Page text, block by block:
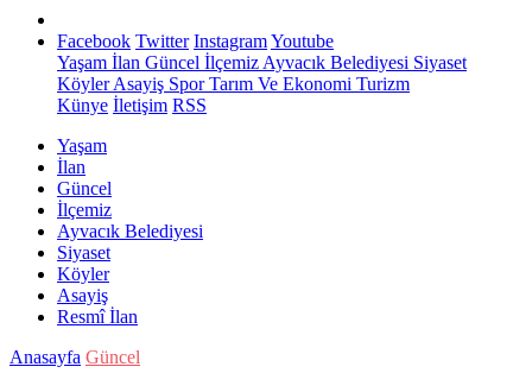
Facebook Twitter InstagramYoutube
Yaşam İlan Güncel İlçemiz Ayvacık Belediyesi Siyaset
KöylerAsayiş SporTarım Ve Ekonomi Turizm
Künye İletişim RSS
Yaşam
İlan
Güncel
İlçemiz
Ayvacık Belediyesi
Siyaset
Köyler
Asayiş
Resmî İlan
Anasayfa Güncel